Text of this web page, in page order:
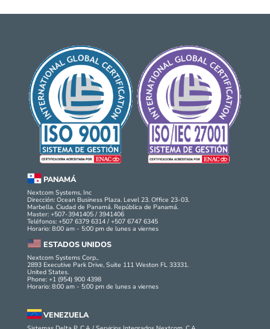
PANAMÁ
Nextcom Systems, Inc
Dirección: Ocean Business Plaza. Level 23. Office 23-03.
Marbella. Ciudad de Panamá. República de Panamá.
Master: +507-3941405 / 3941406
Teléfonos: +507 6379 6314 / +507 6747 6345
Horario: 8:00 am - 5:00 pm de lunes a viernes
ESTADOS UNIDOS
Nextcom Systems Corp.,
2893 Executive Park Drive, Suite 111 Weston FL 33331.
United States.
Phone: +1 (954) 900 4398
Horario: 8:00 am - 5:00 pm de lunes a viernes
VENEZUELA